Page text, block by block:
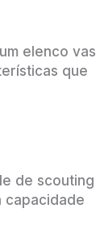
elenco
que
de scouting
capacidade